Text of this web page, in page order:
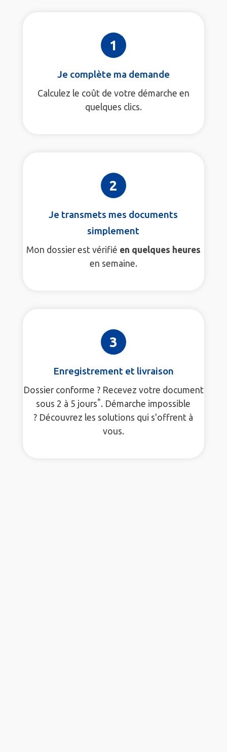
1
Je complète ma demande
Calculez le coût de votre démarche en
quelques clics.
2
Je transmets mes documents
simplement
Mon dossier est vérifié en quelques heures
en semaine.
3
Enregistrement et livraison
Dossier conforme ? Recevez votre document
sous 2 à 5 jours*. Démarche impossible
? Découvrez les solutions qui s'offrent à
vous.